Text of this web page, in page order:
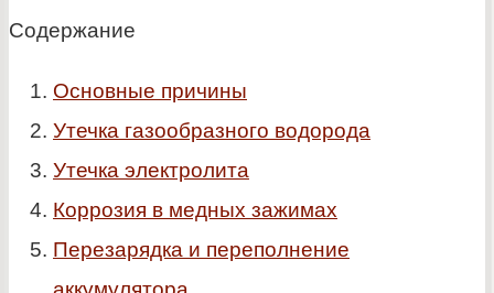
Содержание
Основные причины
Утечка газообразного водорода
Утечка электролита
Коррозия в медных зажимах
Перезарядка и переполнение